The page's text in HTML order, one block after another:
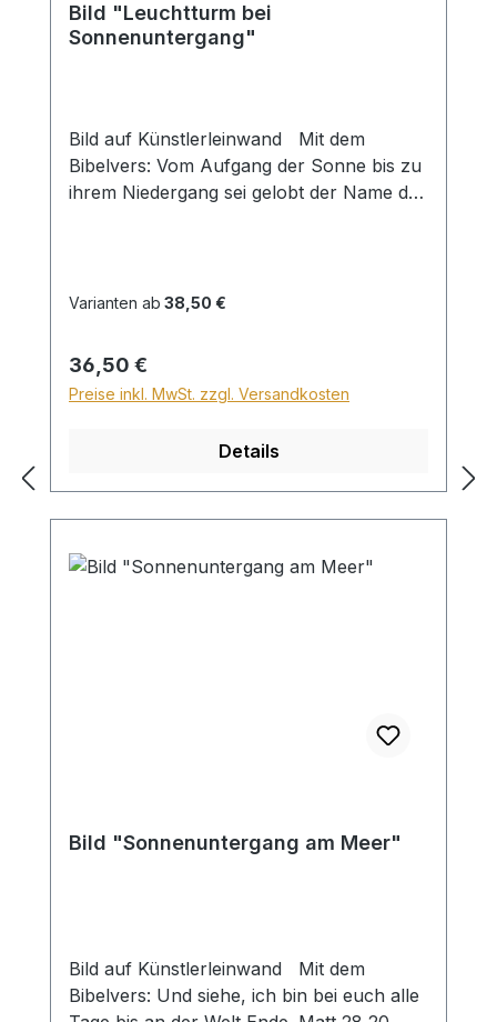
Bild "Leuchtturm bei
Sonnenuntergang"
Bild auf Künstlerleinwand Mit dem
Bibelvers: Vom Aufgang der Sonne bis zu
ihrem Niedergang sei gelobt der Name des
innerhalb Deutschlands ein Zuschlag für
Für den Versand ins Ausland beträgt der
Sperrgutzuschlag 30€.
Varianten ab 38,50 €
Regulärer Preis:
36,50 €
Preise inkl. MwSt. zzgl. Versandkosten
Details
Bild "Sonnenuntergang am Meer"
Bild auf Künstlerleinwand Mit dem
Bibelvers: Und siehe, ich bin bei euch alle